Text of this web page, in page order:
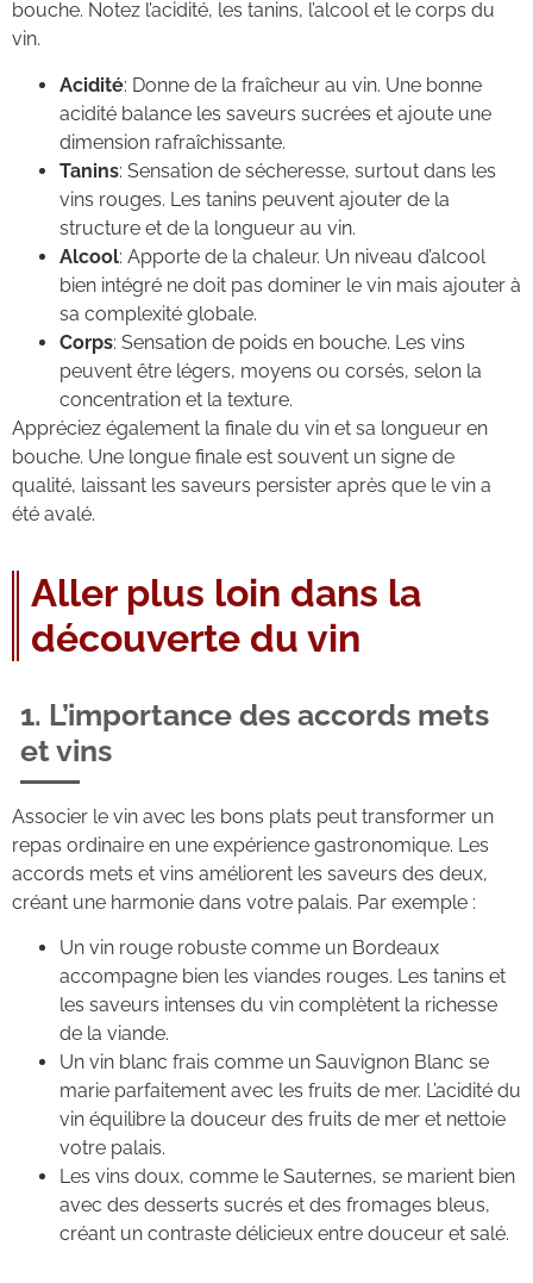
bouche. Notez l’acidité, les tanins, l’alcool et le corps du
vin.
Acidité: Donne de la fraîcheur au vin. Une bonne
acidité balance les saveurs sucrées et ajoute une
dimension rafraîchissante.
Tanins: Sensation de sécheresse, surtout dans les
vins rouges. Les tanins peuvent ajouter de la
structure et de la longueur au vin.
Alcool: Apporte de la chaleur. Un niveau d’alcool
bien intégré ne doit pas dominer le vin mais ajouter à
sa complexité globale.
Corps: Sensation de poids en bouche. Les vins
peuvent être légers, moyens ou corsés, selon la
concentration et la texture.
Appréciez également la finale du vin et sa longueur en
bouche. Une longue finale est souvent un signe de
qualité, laissant les saveurs persister après que le vin a
été avalé.
Aller plus loin dans la
découverte du vin
1. L’importance des accords mets
et vins
Associer le vin avec les bons plats peut transformer un
repas ordinaire en une expérience gastronomique. Les
accords mets et vins améliorent les saveurs des deux,
créant une harmonie dans votre palais. Par exemple :
Un vin rouge robuste comme un Bordeaux
accompagne bien les viandes rouges. Les tanins et
les saveurs intenses du vin complètent la richesse
de la viande.
Un vin blanc frais comme un Sauvignon Blanc se
marie parfaitement avec les fruits de mer. L’acidité du
vin équilibre la douceur des fruits de mer et nettoie
votre palais.
Les vins doux, comme le Sauternes, se marient bien
avec des desserts sucrés et des fromages bleus,
créant un contraste délicieux entre douceur et salé.